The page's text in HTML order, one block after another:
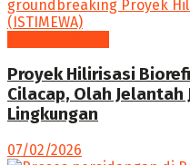
Proyek Hilirisasi
Cilacap, Olah Jelantah
Lingkungan
07/02/2026